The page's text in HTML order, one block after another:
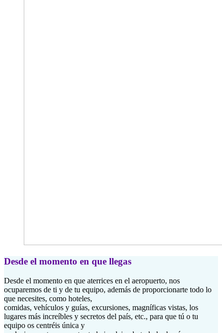
Desde el momento en que llegas
Desde el momento en que aterrices en el aeropuerto, nos
ocuparemos de ti y de tu equipo, además de proporcionarte todo lo
que necesites, como hoteles,
comidas, vehículos y guías, excursiones, magníficas vistas, los
lugares más increíbles y secretos del país, etc., para que tú o tu
equipo os centréis única y